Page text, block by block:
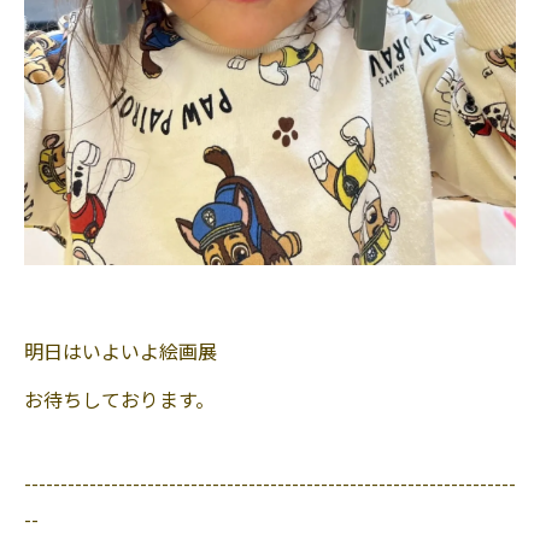
明日はいよいよ絵画展
お待ちしております。
--------------------------------------------------------------------
--